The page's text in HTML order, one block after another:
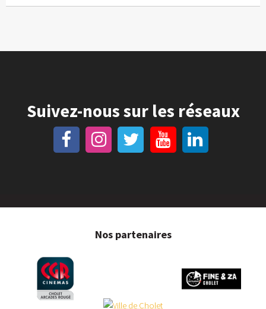
Suivez-nous sur les réseaux
Nos partenaires